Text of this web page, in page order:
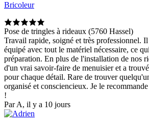
Bricoleur
Pose de tringles à rideaux (5760 Hassel)
Travail rapide, soigné et très professionnel.
équipé avec tout le matériel nécessaire, ce
préparation. En plus de l'installation de nos
d'un vrai savoir-faire de menuisier et a
pour chaque détail. Rare de trouver
organisé et consciencieux. Je le
!
Par A, il y a 10 jours